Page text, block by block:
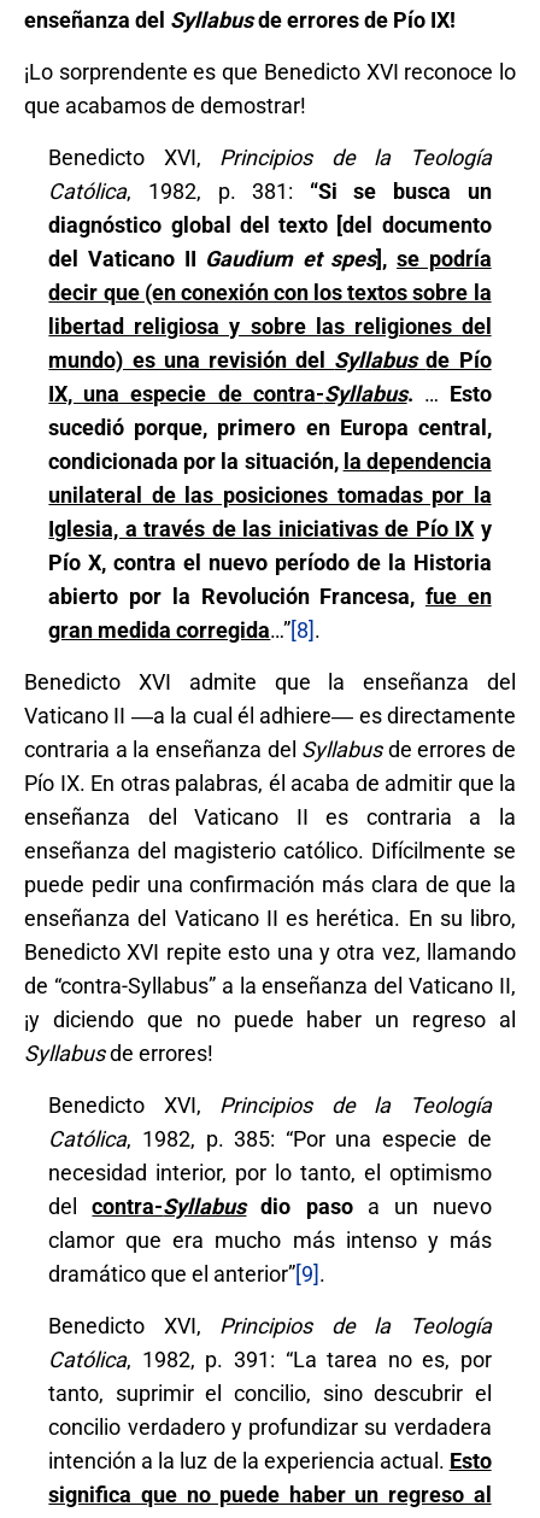
enseñanza del Syllabusde errores de Pío IX!
¡Lo sorprendente es que Benedicto XVI reconoce lo
que acabamos de demostrar!
Benedicto XVI, Principios de la Teología
Católica, 1982, p. 381: “Si se busca un
diagnóstico global del texto [del documento
del Vaticano II Gaudium et spes],se podría
decir que (en conexión con los textos sobre la
libertad religiosa y sobre las religiones del
mundo) es una revisión del Syllabusde Pío
IX, una especie de contra-Syllabus. … Esto
sucedió porque, primero en Europa central,
condicionada por la situación, la dependencia
unilateral de las posiciones tomadas por la
Iglesia, a través de las iniciativas de Pío IX y
Pío X, contra el nuevo período de la Historia
abierto por la Revolución Francesa, fue en
gran medida corregida…”[8].
Benedicto XVI admite que la enseñanza del
Vaticano II ―a la cual él adhiere― es directamente
contraria a la enseñanza del Syllabusde errores de
Pío IX. En otras palabras, él acaba de admitir que la
enseñanza del Vaticano II es contraria a la
enseñanza del magisterio católico. Difícilmente se
puede pedir una confirmación más clara de que la
enseñanza del Vaticano II es herética. En su libro,
Benedicto XVI repite esto una y otra vez, llamando
de “contra-Syllabus” a la enseñanza del Vaticano II,
¡y diciendo que no puede haber un regreso al
Syllabusde errores!
Benedicto XVI, Principios de la Teología
Católica, 1982, p. 385: “Por una especie de
necesidad interior, por lo tanto, el optimismo
delcontra-Syllabusdio pasoa un nuevo
clamor que era mucho más intenso y más
dramático que el anterior”[9].
Benedicto XVI, Principios de la Teología
Católica, 1982, p. 391: “La tarea no es, por
tanto, suprimir el concilio, sino descubrir el
concilio verdadero y profundizar su verdadera
intención a la luz de la experiencia actual. Esto
significa que no puede haber un regreso al